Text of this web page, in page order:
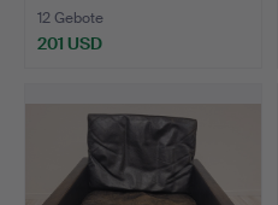
12 Gebote
201 USD